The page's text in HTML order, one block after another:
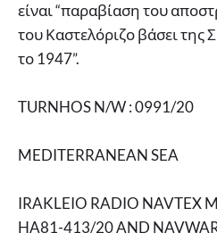
είναι “παραβίαση του
του Καστελόριζο βάσει της
το 1947”.
TURNHOS N/W : 0991/20
MEDITERRANEAN SEA
IRAKLEIO RADIO NAVTEX
HA81-413/20 AND